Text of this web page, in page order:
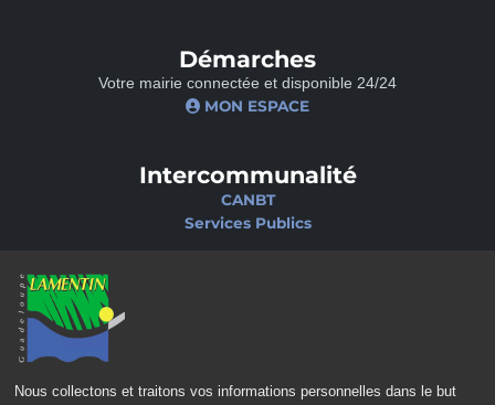
Nous collectons et traitons vos informations personnelles dans le but
Démarches
Votre mairie connectée et disponible 24/24
MON ESPACE
Intercommunalité
CANBT
Services Publics
Ciné-Théâtre